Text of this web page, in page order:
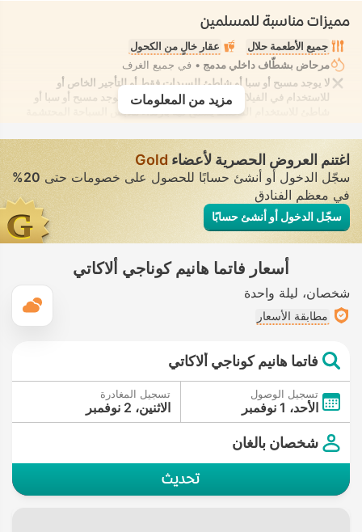
مميزات مناسبة للمسلمين
جميع الأطعمة حلال
عقار خالٍ من الكحول
مرحاض بشطّاف داخلي مدمج • في جميع الغرف
لا يوجد مسبح أو سبا أو شاطئ للسيدات فقط أو للتأجير الخاص أو
للاستخدام في الفيلا/الغرفة يوفر الانعزال التام. لا يوجد مسبح أو سبا أو
شاطئ للاستخدام المُختلط يُسمح فيه بارتداء ملابس السباحة المحتشمة
مزيد من المعلومات
اغتنم العروض الحصرية لأعضاء Gold
سجّل الدخول أو أنشئ حسابًا للحصول على خصومات حتى20%
في معظم الفنادق
سجّل الدخول أو أنشئ حسابًا
أسعار فاتما هانيم كوناجي ألاكاتي
شخصان ليلة واحدة
مطابقة الأسعار
فاتما هانيم كوناجي ألاكاتي
تسجيل الوصول
الأحد، 1 نوفمبر
تسجيل المغادرة
الاثنين، 2 نوفمبر
شخصان بالغان
تحديث